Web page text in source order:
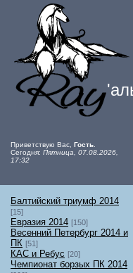
Ray'
Приветствую Вас Гость
Сегодня: Пятница, 07.08.2026,
17:32
Балтийский триумф 2014
[15]
Евразия 2014 [150]
Весенний Петербург 2014 и
ПК [51]
КАС и Ребус [20]
Чемпионат борзых ПК 2014